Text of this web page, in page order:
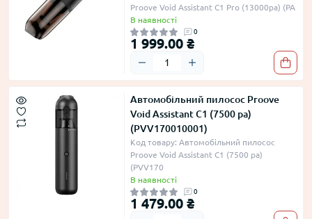
Proove Void Assistant C1 Pro (13000pa) (PA
В наявності
0
1 999.00 ₴
Автомобільний пилосос Proove
Void Assistant C1 (7500 pa)
(PVV170010001)
Код товару: Автомобільний пилосос
Proove Void Assistant C1 (7500 pa)
(PVV170
В наявності
0
1 479.00 ₴